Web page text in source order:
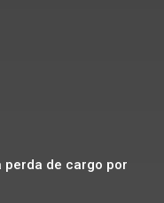
perda de cargo por